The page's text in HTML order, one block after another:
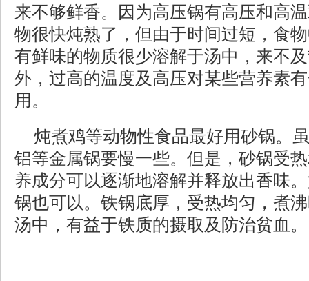
来不够鲜香。因为高压锅有高压和高
物很快炖熟了，但由于时间过短，食
有鲜味的物质很少溶解于汤中，来不
外，过高的温度及高压对某些营养素
用。
炖煮鸡等动物性食品最好用砂锅。
铝等金属锅要慢一些。但是，砂锅受
养成分可以逐渐地溶解并释放出香味
锅也可以。铁锅底厚，受热均匀，煮
汤中，有益于铁质的摄取及防治贫血。